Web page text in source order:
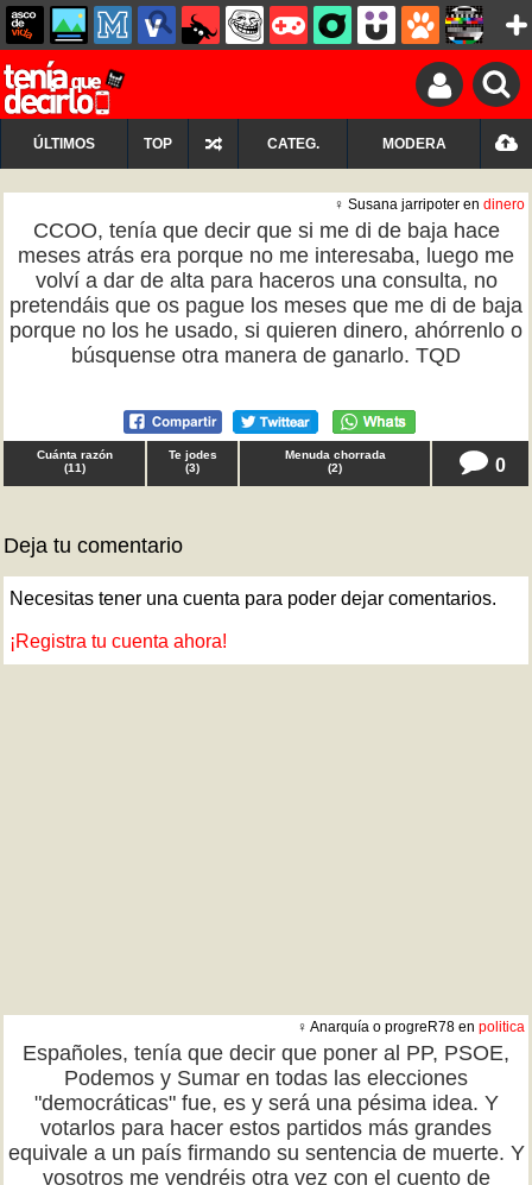
ÚLTIMOS TOP CATEG. MODERA
♀ Susana jarripoter en dinero
CCOO, tenía que decir que si me di de baja hace
meses atrás era porque no me interesaba, luego me
volví a dar de alta para haceros una consulta, no
pretendáis que os pague los meses que me di de baja
porque no los he usado, si quieren dinero, ahórrenlo o
búsquense otra manera de ganarlo. TQD
Cuánta razón
(11)
Te jodes
(3)
Menuda chorrada
(2) 0
Deja tu comentario
Necesitas tener una cuenta para poder dejar comentarios.
¡Registra tu cuenta ahora!
♀ Anarquía o progreR78 en politica
Españoles, tenía que decir que poner al PP, PSOE,
Podemos y Sumar en todas las elecciones
"democráticas" fue, es y será una pésima idea. Y
votarlos para hacer estos partidos más grandes
equivale a un país firmando su sentencia de muerte. Y
vosotros me vendréis otra vez con el cuento de